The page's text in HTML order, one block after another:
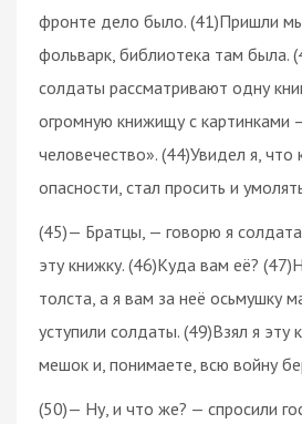
фронте дело было. (41)Пришли
фольварк, библиотека там была.
солдаты рассматривают одну
огромную книжищу с картинками
человечество». (44)Увидел я, что
опасности, стал просить и
(45)— Братцы, — говорю я
эту книжку. (46)Куда вам её?
толста, а я вам за неё осьмушку
уступили солдаты. (49)Взял я эту
мешок и, понимаете, всю войну
(50)— Ну, и что же? — спросили